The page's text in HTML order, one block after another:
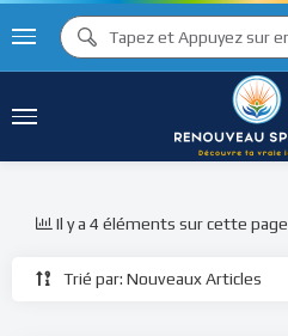
Trié par: Nouveaux Articles
Il y a 4 éléments sur cette page